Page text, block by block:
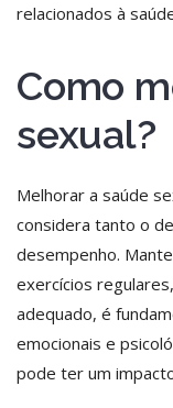
relacionados à
Como
sexual?
Melhorar a saúde
considera tanto o
desempenho.
exercícios
adequado, é
emocionais e
pode ter um